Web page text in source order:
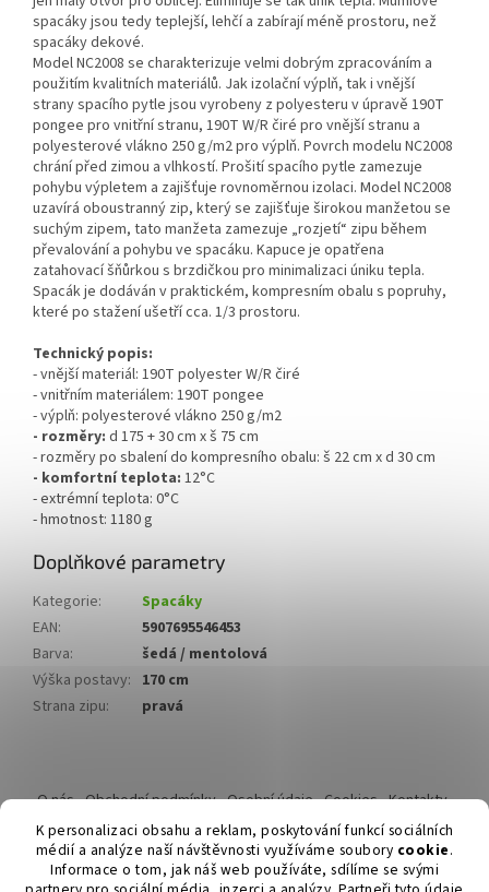
K personalizaci obsahu a reklam, poskytování funkcí sociálních
médií a analýze naší návštěvnosti využíváme soubory cookie.
Informace o tom, jak náš web používáte, sdílíme se svými
spacáky jsou tedy teplejší, lehčí a zabírají méně prostoru, než
spacáky dekové.
Model NC2008 se charakterizuje velmi dobrým zpracováním a
použitím kvalitních materiálů. Jak izolační výplň, tak i vnější
strany spacího pytle jsou vyrobeny z polyesteru v úpravě 190T
pongee pro vnitřní stranu, 190T W/R čiré pro vnější stranu a
polyesterové vlákno 250 g/m2 pro výplň. Povrch modelu NC2008
chrání před zimou a vlhkostí. Prošití spacího pytle zamezuje
pohybu výpletem a zajišťuje rovnoměrnou izolaci. Model NC2008
uzavírá oboustranný zip, který se zajišťuje širokou manžetou se
suchým zipem, tato manžeta zamezuje „rozjetí“ zipu během
převalování a pohybu ve spacáku. Kapuce je opatřena
zatahovací šňůrkou s brzdičkou pro minimalizaci úniku tepla.
Spacák je dodáván v praktickém, kompresním obalu s popruhy,
které po stažení ušetří cca. 1/3 prostoru.
Technický popis:
- vnější materiál: 190T polyester W/R čiré
- vnitřním materiálem: 190T pongee
- výplň: polyesterové vlákno 250 g/m2
- rozměry: d 175 + 30 cm x š 75 cm
- rozměry po sbalení do kompresního obalu: š 22 cm x d 30 cm
- komfortní teplota: 12°C
- extrémní teplota: 0°C
- hmotnost: 1180 g
Doplňkové parametry
Kategorie:
Spacáky
EAN:
5907695546453
Barva:
šedá / mentolová
Výška postavy: 170 cm
Strana zipu: pravá
á
p
O nás Obchodní podmínky Osobní údaje Cookies Kontakty
Reklamační řád